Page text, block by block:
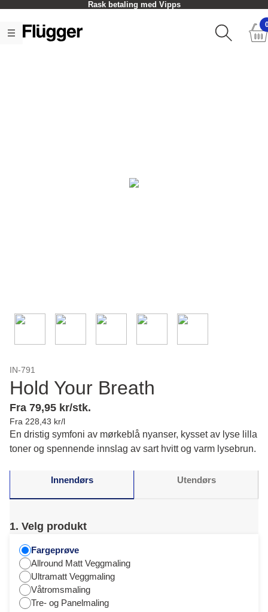
Rask betaling med Vipps
IN-791
Hold Your Breath
Fra 79,95 kr/stk.
Fra 228,43 kr/l
En dristig symfoni av mørkeblå nyanser, kysset av lyse lilla
toner og spennende innslag av sart hvitt og varm lysebrun.
Innendørs Utendørs
1. Velg produkt
Fargeprøve
Allround Matt Veggmaling
Ultramatt Veggmaling
Våtromsmaling
Tre- og Panelmaling